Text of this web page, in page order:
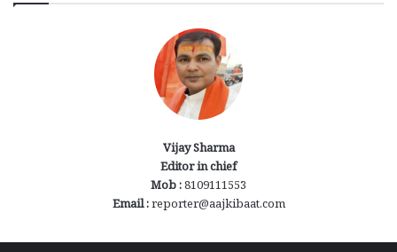
Vijay Sharma
Editor in chief
Mob :8109111553
Email :reporter@aajkibaat.com